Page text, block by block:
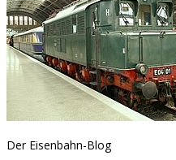
Der Eisenbahn-Blog